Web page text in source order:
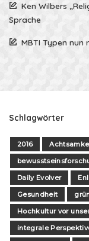
Ken Wilbers
Sprache
MBTI Typen nun
Schlagwörter
2016
Daily Evolver
Gesundheit
Hochkultur vor
integrale